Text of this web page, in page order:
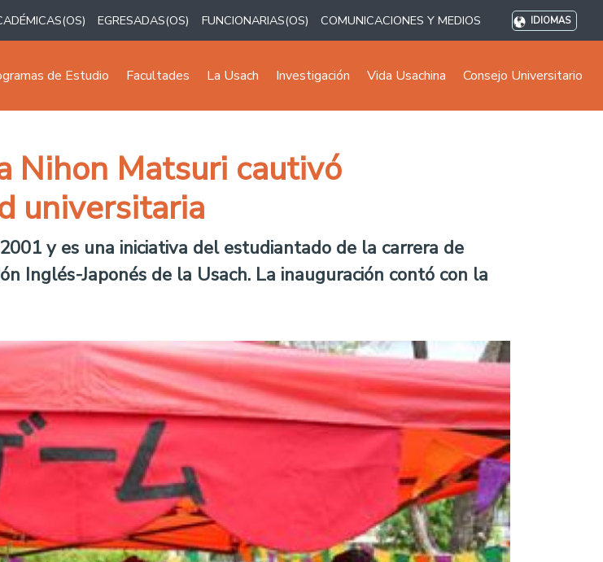
EGRESADAS(OS) FUNCIONARIAS(OS) COMUNICACIONES Y MEDIOS IDIOMAS
de Estudio Facultades La Usach Investigación Vida Usachina Consejo Universitario
Nihon Matsuri cautivó
universitaria
y es una iniciativa del estudiantado de la carrera de
Inglés-Japonés de la Usach. La inauguración contó con la